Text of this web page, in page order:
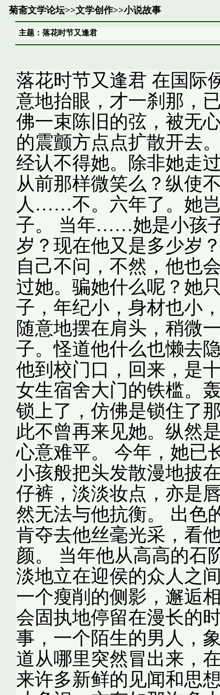
菊斋文学论坛>>文学创作>>小说故事
主题：落花时节又逢君
落花时节又逢君 在国际
意地抬眼，才一刹那，
佛一束陈旧的弦，被无
的震颤方点点扩散开去
经认不得她。除非她走
从前那样微笑么？纵使
人……不。六年了。她
子。 当年……她是小孩
岁？现在他又是多少岁
自己不问，不然，他也
过她。骗她什么呢？她
子，年纪小，身材也小
随意地摆在肩头，稍微
子。怪道他什么也懒去
他到校门口，回来，是
女生宿舍大门的铁槛。
锁上了，仿佛是锁住了
此不曾再来见她。纵然
心意难平。 今年，她已
小孩般把头发散漫地披
仔裤，淡淡妆点，亦是
然无法与他抗衡。 出色
肯夺去他丝毫光采，看
颜。 当年他从高高的石
淡地立在迎侯的众人之
一个瘦削的侧影，邂逅
会固执地停留在漫长的
事，一个陌生的男人，
道从哪里突然冒出来，
来许多新鲜的见闻和思